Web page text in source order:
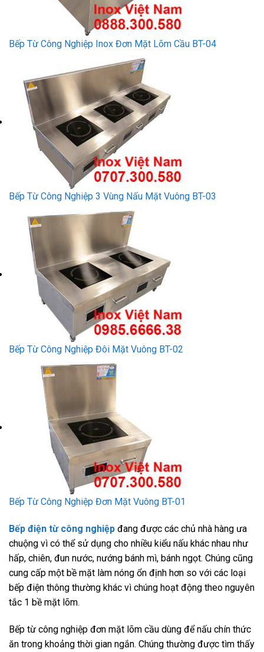
Bếp Từ Công Nghiệp Inox Đơn Mặt Lõm Cầu BT-04
Bếp Từ Công Nghiệp 3 Vùng Nấu Mặt Vuông BT-03
Bếp Từ Công Nghiệp Đôi Mặt Vuông BT-02
Bếp Từ Công Nghiệp Đơn Mặt Vuông BT-01
Bếp điện từ công nghiệp đang được các chủ nhà hàng ưa
chuộng vì có thể sử dụng cho nhiều kiểu nấu khác nhau như
hấp, chiên, đun nước, nướng bánh mì, bánh ngọt. Chúng cũng
cung cấp một bề mặt làm nóng ổn định hơn so với các loại
bếp điện thông thường khác vì chúng hoạt động theo nguyên
tắc 1 bề mặt lõm.
Bếp từ công nghiệp đơn mặt lõm cầu dùng để nấu chín thức
ăn trong khoảng thời gian ngắn. Chúng thường được tìm thấy